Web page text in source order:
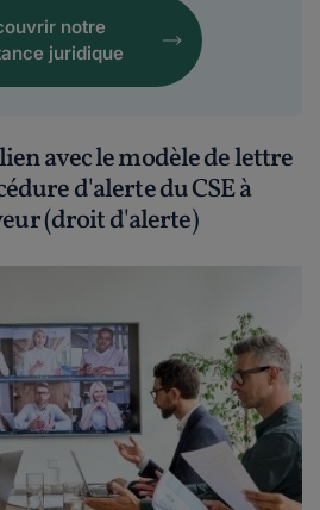
notre
juridique
avec le modèle de lettre
d'alerte du CSE à
(droit d'alerte)